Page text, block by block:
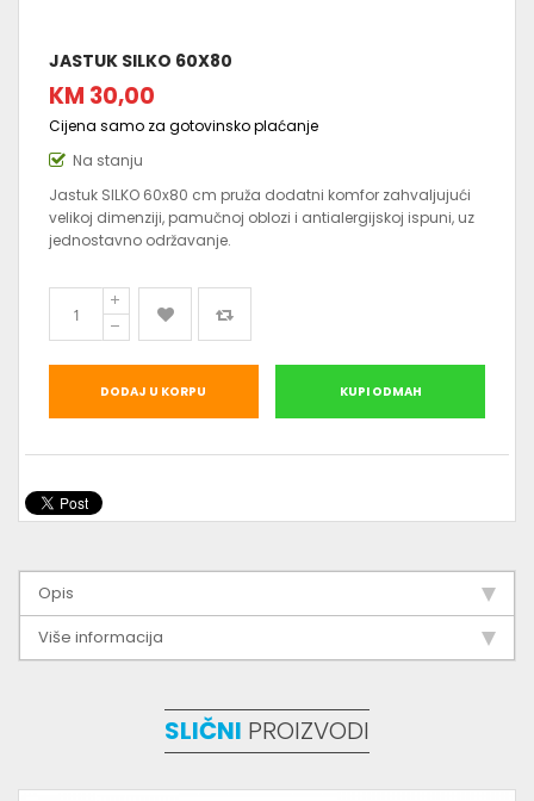
JASTUK SILKO 60X80
KM 30,00
Cijena samo za gotovinsko plaćanje
Na stanju
Jastuk SILKO 60x80 cm pruža dodatni komfor zahvaljujući
velikoj dimenziji, pamučnoj oblozi i antialergijskoj ispuni, uz
jednostavno održavanje.
DODAJ U KORPU KUPI ODMAH
Opis
Više informacija
SLIČNI PROIZVODI